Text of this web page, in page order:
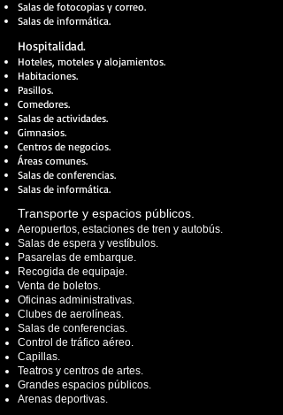
Salas de fotocopias y correo.
Salas de informática.
Hospitalidad.
Hoteles, moteles y alojamientos.
Habitaciones.
Pasillos.
Comedores.
Salas de actividades.
Gimnasios.
Centros de negocios.
Áreas comunes.
Salas de conferencias.
Salas de informática.
Transporte y espacios públicos.
Aeropuertos, estaciones de tren y autobús.
Salas de espera y vestíbulos.
Pasarelas de embarque.
Recogida de equipaje.
Venta de boletos.
Oficinas administrativas.
Clubes de aerolíneas.
Salas de conferencias.
Control de tráfico aéreo.
Capillas.
Teatros y centros de artes.
Grandes espacios públicos.
Arenas deportivas.